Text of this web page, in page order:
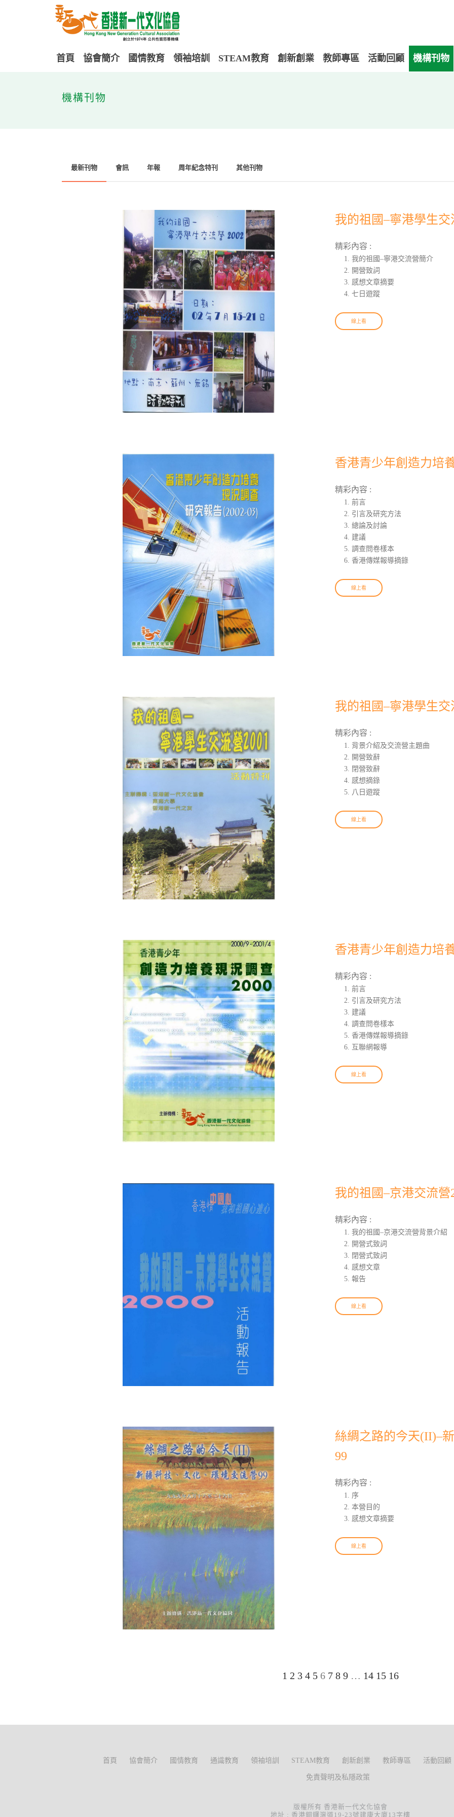
首頁 協會簡介 國情教育 領袖培訓 STEAM教育 創新創業 教師專區 活動回顧 機構刊物
機構刊物
最新刊物 會訊 年報 周年紀念特刊 其他刊物
我的祖國–寧港學生交
精彩內容 :
我的祖國–寧港交流營簡介
開營致詞
感想文章摘要
七日遊蹤
線上看
香港青少年創造力培
精彩內容 :
前言
引言及研究方法
總論及討論
建議
調查問卷樣本
香港傳媒報導摘錄
線上看
我的祖國–寧港學生交
精彩內容 :
背景介紹及交流營主題曲
開營致辭
閉營致辭
感想摘錄
八日遊蹤
線上看
香港青少年創造力培
精彩內容 :
前言
引言及研究方法
建議
調查問卷樣本
香港傳媒報導摘錄
互聯網報導
線上看
我的祖國–京港交流營
精彩內容 :
我的祖國–京港交流營背景介紹
開營式致詞
閉營式致詞
感想文章
報告
線上看
絲綢之路的今天(II)–
99
精彩內容 :
序
本營目的
感想文章摘要
線上看
1 2 3 4 5 6 7 8 9 … 14 15 16
首頁 協會簡介 國情教育 通識教育 領袖培訓 STEAM教育 創新創業 教師專區 活動回顧
免責聲明及私隱政策
版權所有 香港新一代文化協會
地址 : 香港銅鑼灣道19-23號建康大廈13字樓